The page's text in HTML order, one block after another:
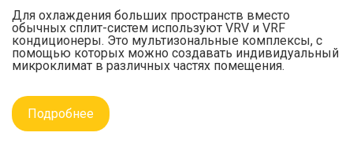
Для охлаждения больших пространств вместо
обычных сплит-систем используют VRV и VRF
кондиционеры. Это мультизональные комплексы, с
помощью которых можно создавать индивидуальный
микроклимат в различных частях помещения.
Подробнее